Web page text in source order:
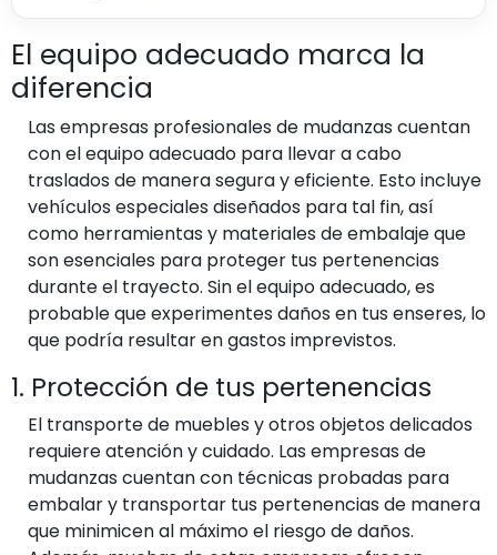
El equipo adecuado marca la
diferencia
Las empresas profesionales de mudanzas cuentan
con el equipo adecuado para llevar a cabo
traslados de manera segura y eficiente. Esto incluye
vehículos especiales diseñados para tal fin, así
como herramientas y materiales de embalaje que
son esenciales para proteger tus pertenencias
durante el trayecto. Sin el equipo adecuado, es
probable que experimentes daños en tus enseres, lo
que podría resultar en gastos imprevistos.
1. Protección de tus pertenencias
El transporte de muebles y otros objetos delicados
requiere atención y cuidado. Las empresas de
mudanzas cuentan con técnicas probadas para
embalar y transportar tus pertenencias de manera
que minimicen al máximo el riesgo de daños.